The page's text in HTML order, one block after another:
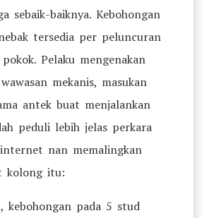
sebaik-baiknya. Kebohongan
tersedia per peluncuran
Pelaku mengenakan
mekanis, masukan
antek buat menjalankan
peduli lebih jelas perkara
nan memalingkan
kolong itu:
kebohongan pada 5 stud